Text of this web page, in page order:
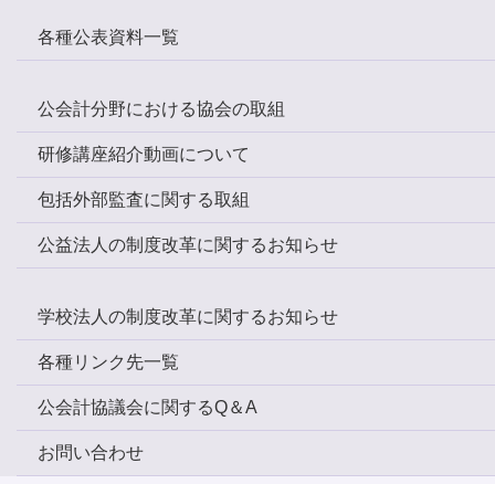
各種公表資料一覧
公会計分野における協会の取組
研修講座紹介動画について
包括外部監査に関する取組
公益法人の制度改革に関するお知らせ
学校法人の制度改革に関するお知らせ
各種リンク先一覧
公会計協議会に関するQ＆A
お問い合わせ